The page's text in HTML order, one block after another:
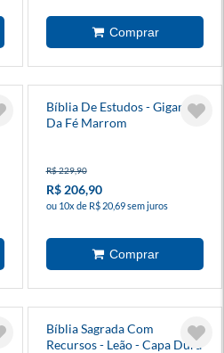
Bíblia De Estudos - Gigantes
Da Fé Marrom
R$ 229,90
R$ 206,90
ou 10x de R$ 20,69 sem juros
Bíblia Sagrada Com
Recursos - Leão - Capa Dura